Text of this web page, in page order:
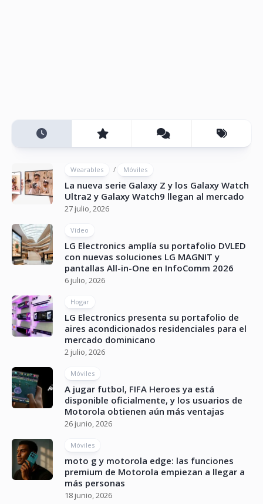
Wearables / Móviles
La nueva serie Galaxy Z y los Galaxy Watch
Ultra2 y Galaxy Watch9 llegan al mercado
27 julio, 2026
Vídeo
LG Electronics amplía su portafolio DVLED
con nuevas soluciones LG MAGNIT y
pantallas All-in-One en InfoComm 2026
6 julio, 2026
Hogar
LG Electronics presenta su portafolio de
aires acondicionados residenciales para el
mercado dominicano
2 julio, 2026
Móviles
A jugar futbol, FIFA Heroes ya está
disponible oficialmente, y los usuarios de
Motorola obtienen aún más ventajas
26 junio, 2026
Móviles
moto g y motorola edge: las funciones
premium de Motorola empiezan a llegar a
más personas
18 junio, 2026